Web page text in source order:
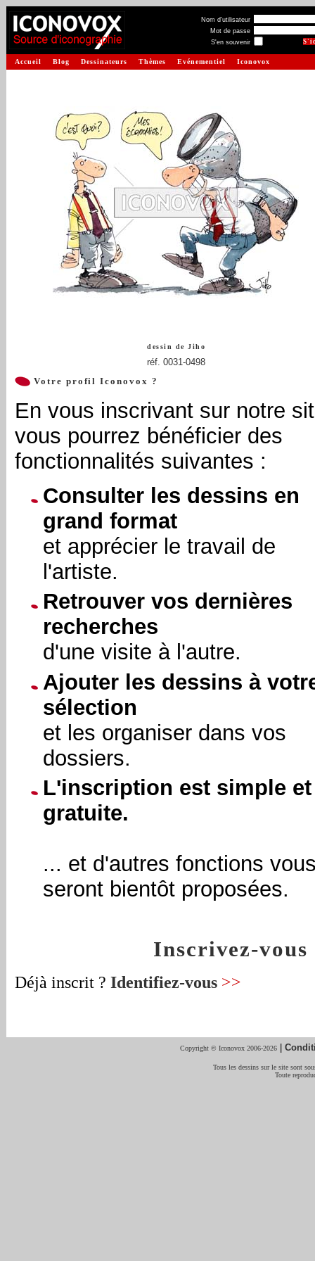
Nom d'utilisateur
Mot de passe
S'en souvenir
Accueil Blog Dessinateurs Thèmes Evénementiel Iconovox
dessin de Jiho
réf. 0031-0498
Votre profil Iconovox ?
En vous inscrivant sur notre
vous pourrez bénéficier des
fonctionnalités suivantes :
Consulter les dessins en
grand format
et apprécier le travail de
l'artiste.
Retrouver vos dernières
recherches
d'une visite à l'autre.
Ajouter les dessins à
sélection
et les organiser dans vos
dossiers.
L'inscription est simple et
gratuite.
... et d'autres fonctions
seront bientôt proposées.
Inscrivez-vous
Déjà inscrit ? Identifiez-vous >>
Copyright © Iconovox 2006-2026 |
Tous les dessins sur le site sont
Toute